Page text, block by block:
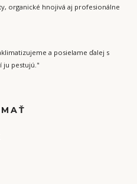
organické hnojivá aj profesionálne
a posielame ďalej s
ju pestujú."